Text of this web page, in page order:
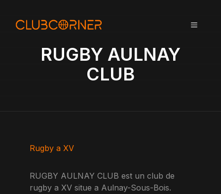
MENU
RUGBY AULNAY
CLUB
Rugby a XV
RUGBY AULNAY CLUB est un club de
rugby a XV situe a Aulnay-Sous-Bois.